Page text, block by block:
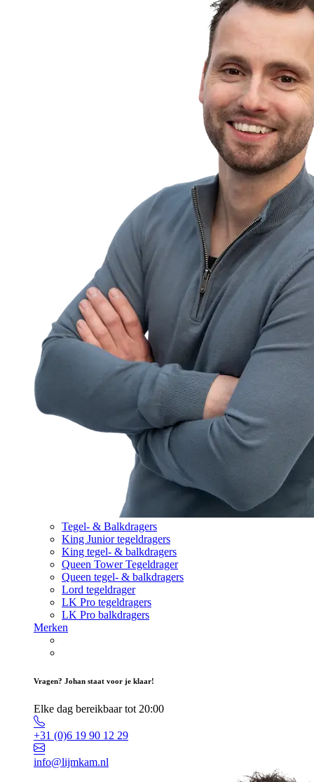
Tegel- & Balkdragers
King Junior tegeldragers
King tegel- & balkdragers
Queen Tower Tegeldrager
Queen tegel- & balkdragers
Lord tegeldrager
LK Pro tegeldragers
LK Pro balkdragers
Merken
Vragen? Johan staat voor je klaar!
Elke dag bereikbaar tot 20:00
+31 (0)6 19 90 12 29
info@lijmkam.nl